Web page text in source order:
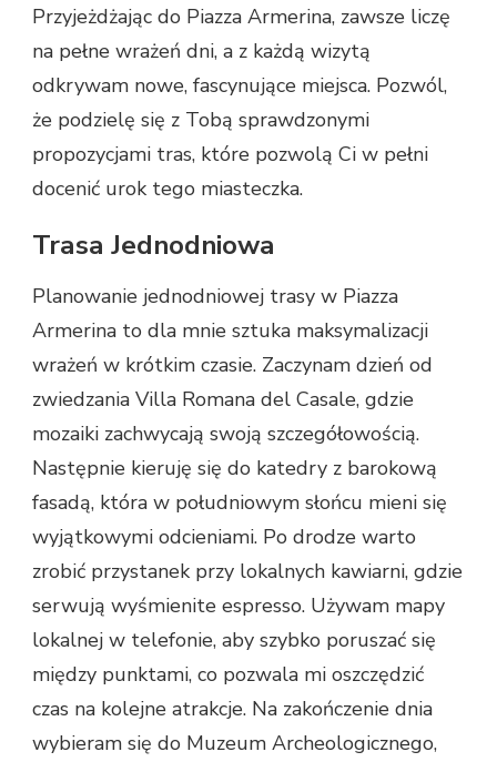
Przyjeżdżając do Piazza Armerina, zawsze liczę
na pełne wrażeń dni, a z każdą wizytą
odkrywam nowe, fascynujące miejsca. Pozwól,
że podzielę się z Tobą sprawdzonymi
propozycjami tras, które pozwolą Ci w pełni
docenić urok tego miasteczka.
Trasa Jednodniowa
Planowanie jednodniowej trasy w Piazza
Armerina to dla mnie sztuka maksymalizacji
wrażeń w krótkim czasie. Zaczynam dzień od
zwiedzania Villa Romana del Casale, gdzie
mozaiki zachwycają swoją szczegółowością.
Następnie kieruję się do katedry z barokową
fasadą, która w południowym słońcu mieni się
wyjątkowymi odcieniami. Po drodze warto
zrobić przystanek przy lokalnych kawiarni, gdzie
serwują wyśmienite espresso. Używam mapy
lokalnej w telefonie, aby szybko poruszać się
między punktami, co pozwala mi oszczędzić
czas na kolejne atrakcje. Na zakończenie dnia
wybieram się do Muzeum Archeologicznego,